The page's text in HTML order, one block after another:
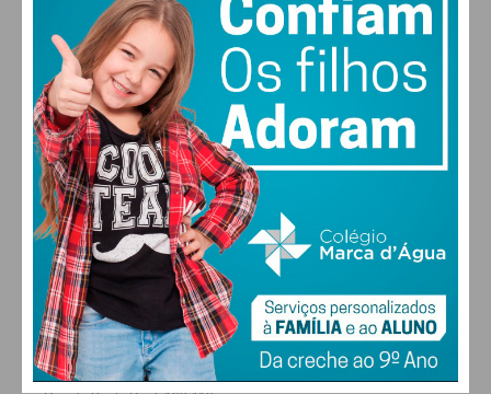
30°
QUI
30
SEX
30°
SÁB
28°
DOM
ALTERAR
FARMACIAS DE SERVIÇO EM PAÇOS DE
FERREIRA